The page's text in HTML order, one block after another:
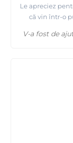
Le apreciez
că vin într-o
V-a fost de